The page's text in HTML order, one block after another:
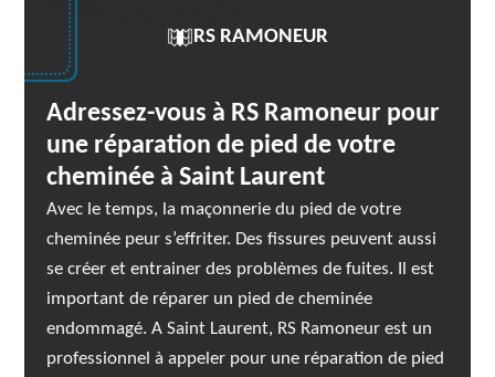
RS RAMONEUR
Adressez-vous à RS Ramoneur pour
une réparation de pied de votre
cheminée à Saint Laurent
Avec le temps, la maçonnerie du pied de votre
cheminée peur s’effriter. Des fissures peuvent aussi
se créer et entrainer des problèmes de fuites. Il est
important de réparer un pied de cheminée
endommagé. A Saint Laurent, RS Ramoneur est un
professionnel à appeler pour une réparation de pied